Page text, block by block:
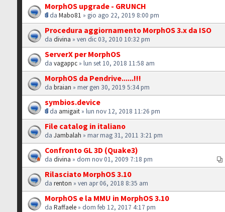
MorphOS upgrade - GRUNCH
daMabo81 » gio ago 22, 2019 8:00 pm
Procedura aggiornamento MorphOS 3.x da ISO
dadivina » ven dic 03, 2010 10:32 pm
ServerX per MorphOS
davagappc » lun set 10, 2018 11:58 am
MorphOS da Pendrive......!!!
dabraian » mer gen 30, 2019 5:34 pm
symbios.device
da amigait » lun nov 12, 2018 11:26 pm
File catalog in italiano
daJambalah » mar mag 31, 2011 3:21 pm
Confronto GL 3D (Quake3)
dadivina » dom nov 01, 2009 7:18 pm
Rilasciato MorphOS 3.10
darenton » ven apr 06, 2018 8:35 am
MorphOS e la MMU in MorphOS 3.10
daRaffaele » dom feb 12, 2017 4:17 pm